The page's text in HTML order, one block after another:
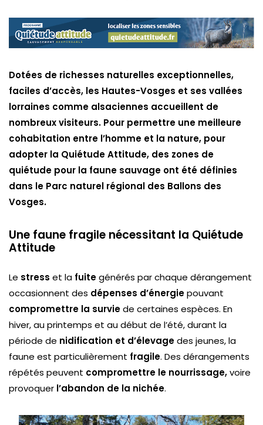
Dotées de richesses naturelles exceptionnelles,
faciles d’accès, les Hautes-Vosges et ses vallées
lorraines comme alsaciennes accueillent de
nombreux visiteurs. Pour permettre une meilleure
cohabitation entre l’homme et la nature, pour
adopter la Quiétude Attitude, des zones de
quiétude pour la faune sauvage ont été définies
dans le Parc naturel régional des Ballons des
Vosges.
Une faune fragile nécessitant la Quiétude
Attitude
Le stress et la fuitegénérés par chaque dérangement
occasionnent des dépenses d’énergiepouvant
compromettre la surviede certaines espèces. En
hiver, au printemps et au début de l’été, durant la
période de nidification et d’élevagedes jeunes, la
faune est particulièrement fragile. Des dérangements
répétés peuvent compromettre le nourrissage,voire
provoquer l’abandon de la nichée.